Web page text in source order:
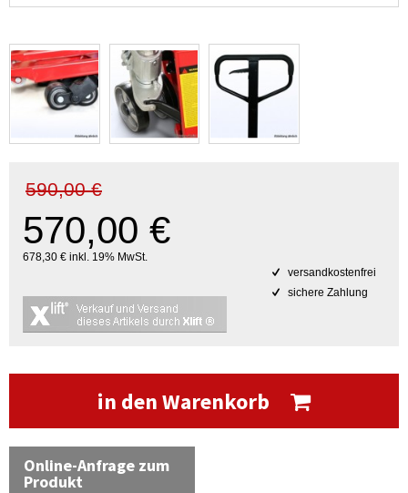
590,00 €
570,00 €
678,30 € inkl. 19% MwSt.
versandkostenfrei
sichere Zahlung
in den Warenkorb
Online-Anfrage zum
Produkt